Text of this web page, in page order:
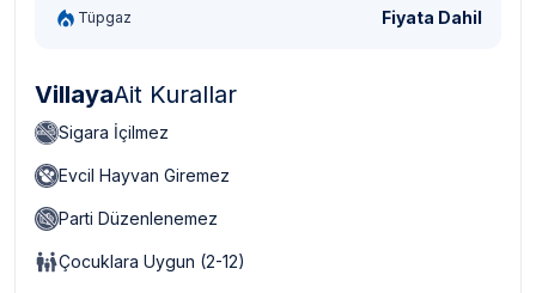
Tüpgaz Fiyata Dahil
VillayaAit Kurallar
Sigara İçilmez
Evcil Hayvan Giremez
Parti Düzenlenemez
Çocuklara Uygun (2-12)